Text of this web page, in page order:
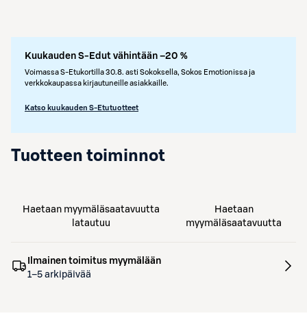
Kuukauden S-Edut vähintään –20 %
Voimassa S-Etukortilla 30.8. asti Sokoksella, Sokos Emotionissa ja
verkkokaupassa kirjautuneille asiakkaille.
Katso kuukauden S-Etutuotteet
Tuotteen toiminnot
Haetaan myymäläsaatavuutta
latautuu
Haetaan
myymäläsaatavuutta
Ilmainen toimitus myymälään
1–5 arkipäivää